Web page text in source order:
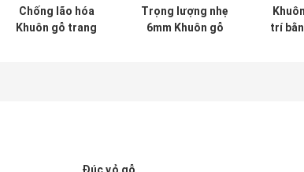
Chống lão hóa
Khuôn gỗ trang
Trọng lượng nhẹ
6mm Khuôn gỗ
trí